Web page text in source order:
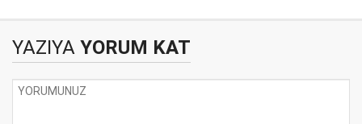
YAZIYA YORUM KAT